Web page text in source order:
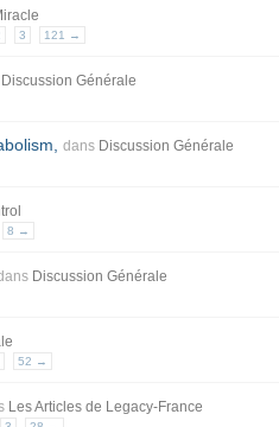
3 121 →
Discussion Générale
dans Discussion Générale
8 →
Discussion Générale
52 →
Les Articles de Legacy-France